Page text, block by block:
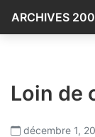
ARCHIVES
Loin de
décembre 1,